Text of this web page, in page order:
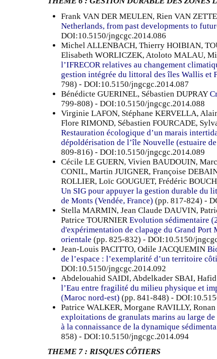
Frank VAN DER MEULEN, Rien VAN
Netherlands, from past developments to
DOI:10.5150/jngcgc.2014.086
Michel ALLENBACH, Thierry HOIBIAN,
Elisabeth WORLICZEK, Atoloto MALAU,
l’IFRECOR relatives au changement
gestion intégrée du littoral des îles Wallis et
798) - DOI:10.5150/jngcgc.2014.087
Bénédicte GUERINEL, Sébastien DUPRAY
799-808) - DOI:10.5150/jngcgc.2014.088
Virginie LAFON, Stéphane KERVELLA,
Flore RIMOND, Sébastien FOURCADE,
Restauration écologique d’un marais
dépoldérisation de l’île Nouvelle (estuaire
809-816) - DOI:10.5150/jngcgc.2014.089
Cécile LE GUERN, Vivien BAUDOUIN,
CONIL, Martin JUIGNER, Françoise
ROLLIER, Loïc GOUGUET, Frédéric
Un SIG pour appuyer la gestion durable du
de Monts (Vendée, France) (pp. 817-824) -
Stella MARMIN, Jean Claude DAUVIN,
Patrice TOURNIER Evolution sédimentaire
d'expérimentation de clapage du Grand Port
orientale (pp. 825-832) - DOI:10.5150/
Jean-Louis PACITTO, Odile JACQUEMIN
de l’espace : l’exemplarité d’un territoire
DOI:10.5150/jngcgc.2014.092
Abdelouahid SAIDI, Abdelkader SBAI,
l’Eau entre fragilité du milieu physique et
(Maroc nord-est) (pp. 841-848) -
Patrice WALKER, Morgane RAVILLY,
exploitations de granulats marins au large
à la connaissance de la dynamique
858) - DOI:10.5150/jngcgc.2014.094
THEME 7 : RISQUES CÔTIERS